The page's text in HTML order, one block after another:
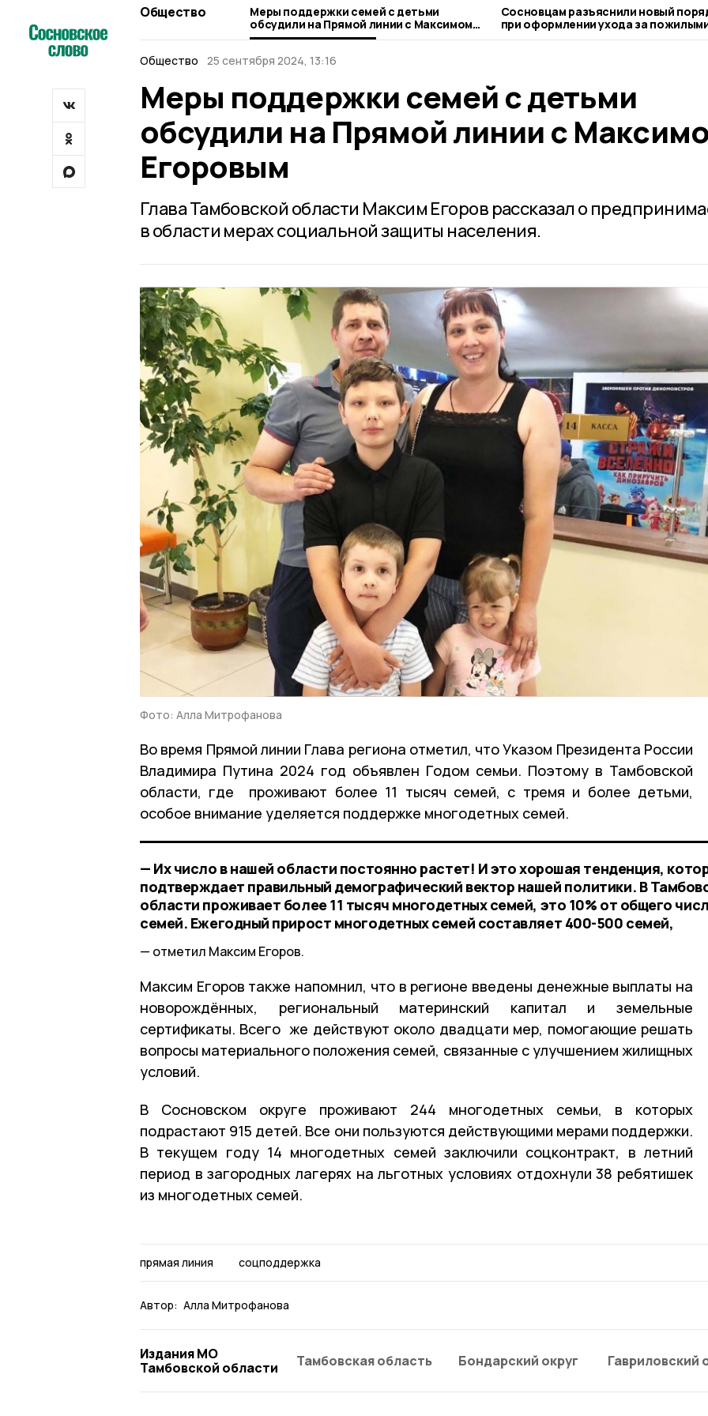
Общество
Меры поддержки семей с детьми
обсудили на Прямой линии с Максимом
Егоровым
Сосновцам разъяснили новый
при оформлении ухода за
людьми
Общество
25 сентября 2024, 13:16
Меры поддержки семей с детьми
обсудили на Прямой линии с
Егоровым
Глава Тамбовской области Максим Егоров рассказал о
в области мерах социальной защиты населения.
Фото: Алла Митрофанова
Во время Прямой линии Глава региона отметил, что Указом Президента России
Владимира Путина 2024 год объявлен Годом семьи. Поэтому в Тамбовской
области, где проживают более 11 тысяч семей, с тремя и более детьми,
особое внимание уделяется поддержке многодетных семей.
— Их число в нашей области постоянно растет! И это хорошая тенденция,
подтверждает правильный демографический вектор нашей политики. В
области проживает более 11 тысяч многодетных семей, это 10% от общего
семей. Ежегодный прирост многодетных семей составляет 400-500 семей,
отметил Максим Егоров.
Максим Егоров также напомнил, что в регионе введены денежные выплаты на
новорождённых, региональный материнский капитал и земельные
сертификаты. Всего же действуют около двадцати мер, помогающие решать
вопросы материального положения семей, связанные с улучшением жилищных
условий.
В Сосновском округе проживают 244 многодетных семьи, в которых
подрастают 915 детей. Все они пользуются действующими мерами поддержки.
В текущем году 14 многодетных семей заключили соцконтракт, в летний
период в загородных лагерях на льготных условиях отдохнули 38 ребятишек
из многодетных семей.
прямая линия соцподдержка
Автор: Алла Митрофанова
Издания МО
Тамбовской области
Тамбовская область Бондарский округ Гавриловский